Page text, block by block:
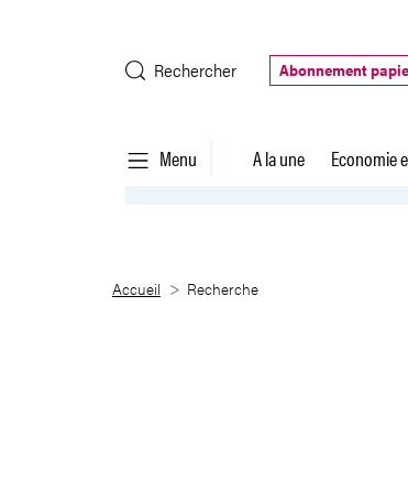
Rechercher
Abonnement
Menu A la une Economie
Recherche
Accueil Recherche